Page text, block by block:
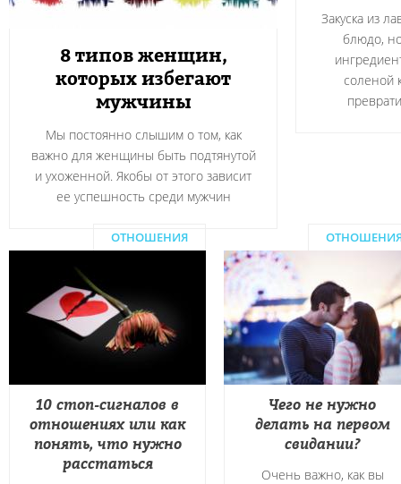
Закуска из
блюдо,
соленой
8 типов женщин,
которых избегают
мужчины
Мы постоянно слышим о том, как
важно для женщины быть подтянутой
и ухоженной. Якобы от этого зависит
ее успешность среди мужчин
ОТНОШЕНИЯ
10 стоп-сигналов в
отношениях или как
понять, что нужно
расстаться
Чего не нужно
делать на первом
свидании?
Очень важно, как вы